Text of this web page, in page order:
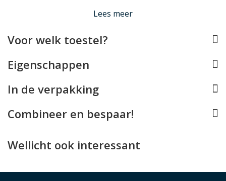
Wallet Wrap Functionaliteit
voor pasjes en een groter steekvak waarin gevouwen
magneetsluiting houdt de case netjes gesloten.
Lees meer
Voor welk toestel?
Eigenschappen
In de verpakking
Combineer en bespaar!
Wellicht ook interessant